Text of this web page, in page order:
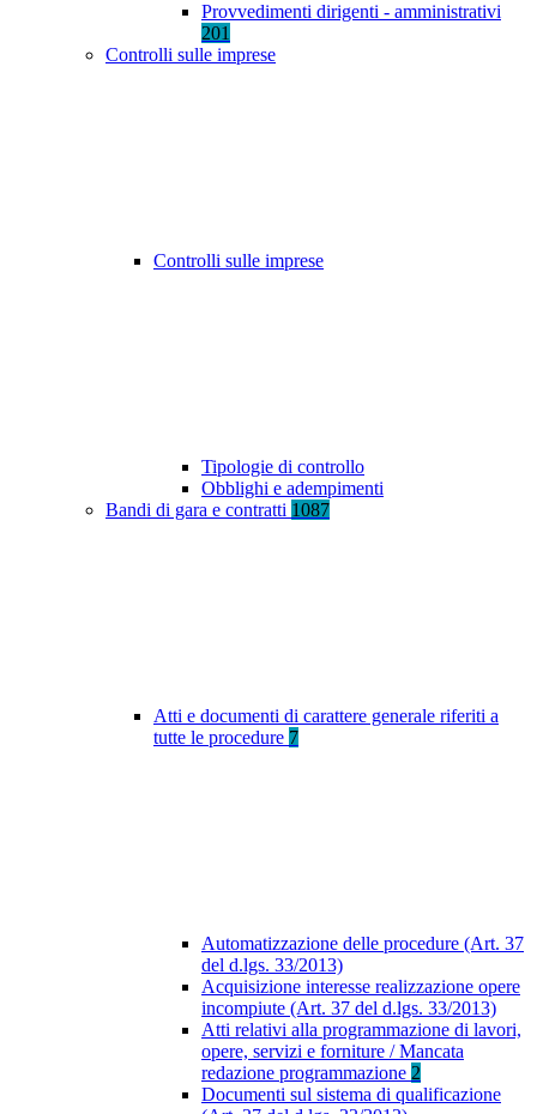
Provvedimenti dirigenti - amministrativi
201
Controlli sulle imprese
Controlli sulle imprese
Tipologie di controllo
Obblighi e adempimenti
Bandi di gara e contratti 1087
Atti e documenti di carattere generale riferiti a
tutte le procedure 7
Automatizzazione delle procedure (Art. 37
del d.lgs. 33/2013)
Acquisizione interesse realizzazione opere
incompiute (Art. 37 del d.lgs. 33/2013)
Atti relativi alla programmazione di lavori,
opere, servizi e forniture / Mancata
redazione programmazione 2
Documenti sul sistema di qualificazione